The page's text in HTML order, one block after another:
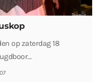
op zaterdag 18